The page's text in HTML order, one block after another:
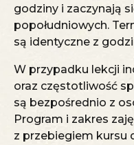
godziny i zaczynają
popołudniowych.
są identyczne z
W przypadku lekcji
oraz częstotliwość
są bezpośrednio z
Program i zakres
z przebiegiem kursu